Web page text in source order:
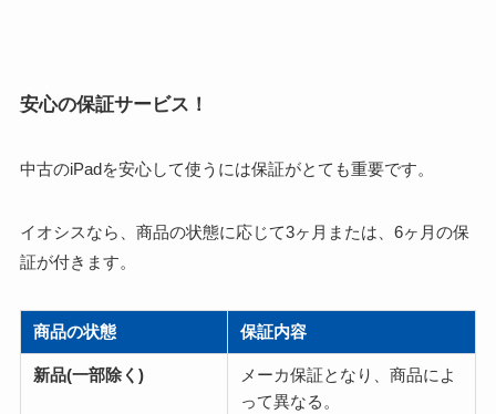
安心の保証サービス！
中古のiPadを安心して使うには保証がとても重要です。
イオシスなら、商品の状態に応じて3ヶ月または、6ヶ月の保
証が付きます。
商品の状態 保証内容
新品(一部除く)
メーカ保証となり、商品によ
って異なる。